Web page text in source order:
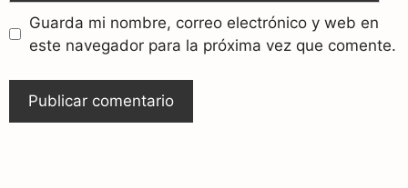
Guarda mi nombre, correo electrónico y web en
este navegador para la próxima vez que comente.